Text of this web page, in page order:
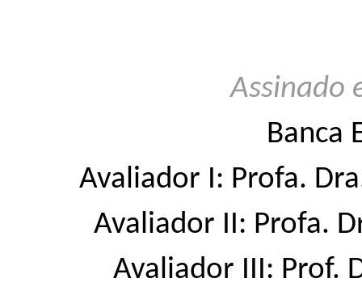
Assinado
Banca
Avaliador I: Profa.
Avaliador II: Profa.
Avaliador III: Prof.